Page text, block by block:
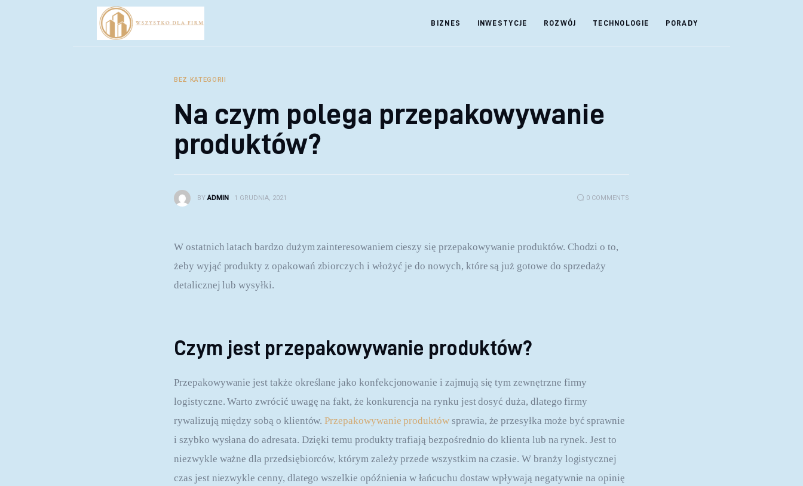
BIZNES INWESTYCJE ROZWÓJ TECHNOLOGIE PORADY
BEZ KATEGORII
Na czym polega przepakowywanie
produktów?
BY ADMIN 1 GRUDNIA, 2021 0 COMMENTS
W ostatnich latach bardzo dużym zainteresowaniem cieszy się przepakowywanie produktów. Chodzi o to,
żeby wyjąć produkty z opakowań zbiorczych i włożyć je do nowych, które są już gotowe do sprzedaży
detalicznej lub wysyłki.
Czym jest przepakowywanie produktów?
Przepakowywanie jest także określane jako konfekcjonowanie i zajmują się tym zewnętrzne firmy
logistyczne. Warto zwrócić uwagę na fakt, że konkurencja na rynku jest dosyć duża, dlatego firmy
rywalizują między sobą o klientów. Przepakowywanie produktów sprawia, że przesyłka może być sprawnie
i szybko wysłana do adresata. Dzięki temu produkty trafiają bezpośrednio do klienta lub na rynek. Jest to
niezwykle ważne dla przedsiębiorców, którym zależy przede wszystkim na czasie. W branży logistycznej
czas jest niezwykle cenny, dlatego wszelkie opóźnienia w łańcuchu dostaw wpływają negatywnie na opinię